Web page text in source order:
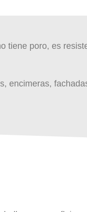
tiene poro, es
encimeras,